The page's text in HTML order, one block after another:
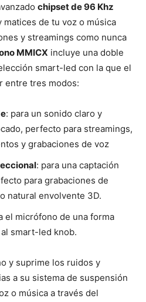
chipset de 96 Khz
matices de tu voz o música
y streamings como nunca
MMICX incluye una doble
smart-led con la que el
entre tres modos:
: para un sonido claro y
perfecto para streamings,
y grabaciones de voz
: para una captación
para grabaciones de
natural envolvente 3D.
el micrófono de una forma
smart-led knob.
y suprime los ruidos y
a su sistema de suspensión
o música a través del